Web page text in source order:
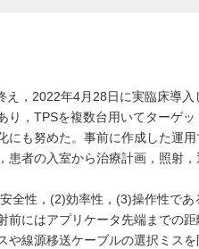
，2022年4月28日に実臨床導入
，TPSを複数台用いてターゲ
も努めた。事前に作成した運
者の入室から治療計画，照射
全性，(2)効率性，(3)操作性で
にはアプリケータ先端までの
線源移送ケーブルの選択ミスを